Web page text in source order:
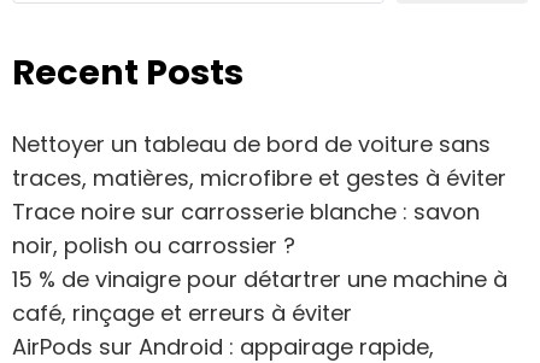
Recent Posts
Nettoyer un tableau de bord de voiture sans
traces, matières, microfibre et gestes à éviter
Trace noire sur carrosserie blanche : savon
noir, polish ou carrossier ?
15 % de vinaigre pour détartrer une machine à
café, rinçage et erreurs à éviter
AirPods sur Android : appairage rapide,